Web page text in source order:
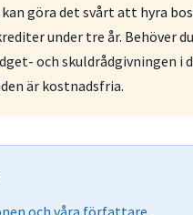
göra det svårt att hyra
under tre år. Behöver
och skuldrådgivningen i
är kostnadsfria.